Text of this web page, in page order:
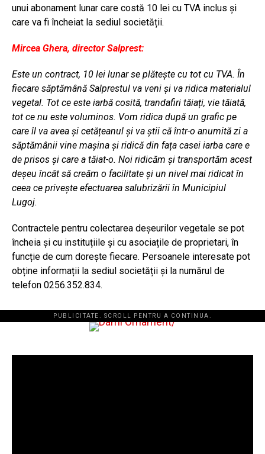
unui abonament lunar care costă 10 lei cu TVA inclus și
care va fi încheiat la sediul societății.
Mircea Ghera, director Salprest:
Este un contract, 10 lei lunar se plătește cu tot cu TVA. În
fiecare săptămână Salprestul va veni și va ridica materialul
vegetal. Tot ce este iarbă cosită, trandafiri tăiați, vie tăiată,
tot ce nu este voluminos. Vom ridica după un grafic pe
care îl va avea și cetățeanul și va știi că într-o anumită zi a
săptămânii vine mașina și ridică din fața casei iarba care e
de prisos și care a tăiat-o. Noi ridicăm și transportăm acest
deșeu încât să creăm o facilitate și un nivel mai ridicat în
ceea ce privește efectuarea salubrizării în Municipiul
Lugoj.
Contractele pentru colectarea deșeurilor vegetale se pot
încheia și cu instituțiile și cu asociațile de proprietari, în
funcție de cum dorește fiecare. Persoanele interesate pot
obține informații la sediul societății și la numărul de
telefon 0256.352.834.
PUBLICITATE. SCROLL PENTRU A CONTINUA.